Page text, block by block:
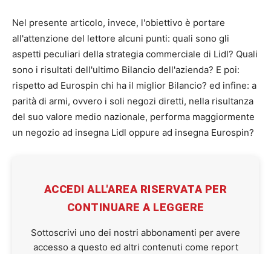
Nel presente articolo, invece, l'obiettivo è portare
all'attenzione del lettore alcuni punti: quali sono gli
aspetti peculiari della strategia commerciale di Lidl? Quali
sono i risultati dell'ultimo Bilancio dell'azienda? E poi:
rispetto ad Eurospin chi ha il miglior Bilancio? ed infine: a
parità di armi, ovvero i soli negozi diretti, nella risultanza
del suo valore medio nazionale, performa maggiormente
un negozio ad insegna Lidl oppure ad insegna Eurospin?
ACCEDI ALL'AREA RISERVATA PER
CONTINUARE A LEGGERE
Sottoscrivi uno dei nostri abbonamenti per avere
accesso a questo ed altri contenuti come report